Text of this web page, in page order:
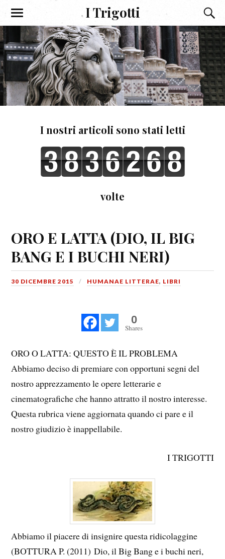
I Trigotti
I nostri articoli sono stati letti
volte
ORO E LATTA (DIO, IL BIG
BANG E I BUCHI NERI)
30 DICEMBRE 2015 HUMANAE LITTERAE, LIBRI
0
Shares
ORO O LATTA: QUESTO È IL PROBLEMA
Abbiamo deciso di premiare con opportuni segni del
nostro apprezzamento le opere letterarie e
cinematografiche che hanno attratto il nostro interesse.
Questa rubrica viene aggiornata quando ci pare e il
nostro giudizio è inappellabile.
I TRIGOTTI
Abbiamo il piacere di insignire questa ridicolaggine
(BOTTURA P. (2011) Dio, il Big Bang e i buchi neri,